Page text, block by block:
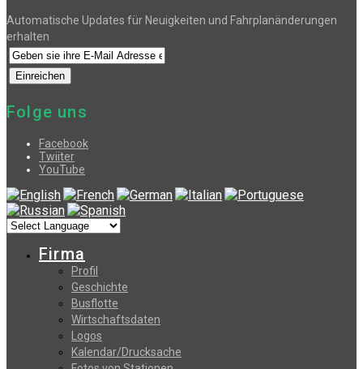
Automatische Updates für Neuigkeiten und Fahrplanänderungen
erhalten
Folge uns
Facebook
Twiiter
YouTube
Firma
Profil
Geschichte
Busflotte
Wirtschaftsdaten
Logos
Kalendar/Drucksache